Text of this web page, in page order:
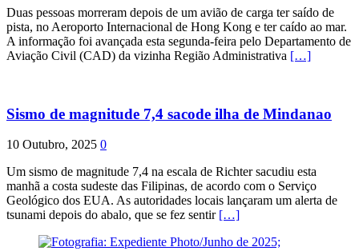
Duas pessoas morreram depois de um avião de carga ter saído de
pista, no Aeroporto Internacional de Hong Kong e ter caído ao mar.
A informação foi avançada esta segunda-feira pelo Departamento de
Aviação Civil (CAD) da vizinha Região Administrativa […]
Sismo de magnitude 7,4 sacode ilha de Mindanao
10 Outubro, 2025 0
Um sismo de magnitude 7,4 na escala de Richter sacudiu esta
manhã a costa sudeste das Filipinas, de acordo com o Serviço
Geológico dos EUA. As autoridades locais lançaram um alerta de
tsunami depois do abalo, que se fez sentir […]